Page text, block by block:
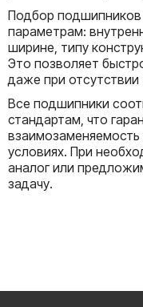
Подбор
параметрам:
ширине, типу
Это позволяет
даже при
Все подшипники
стандартам, что
взаимозаменяемость
условиях. При
аналог или
задачу.